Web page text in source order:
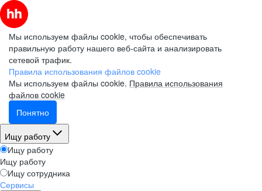
Мы используем файлы cookie, чтобы обеспечивать
правильную работу нашего веб-сайта и анализировать
сетевой трафик.
Правила использования файлов cookie
Мы используем файлы cookie. Правила использования
файлов cookie
Понятно
Ищу работу
Ищу работу
Ищу работу
Ищу сотрудника
Сервисы